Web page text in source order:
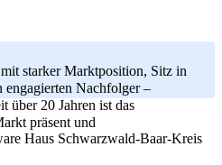
starker Marktposition, Sitz in
engagierten Nachfolger –
über 20 Jahren ist das
präsent und
Schwarzwald-Baar-Kreis